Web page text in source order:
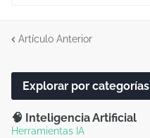
Artículo Anterior
Explorar por categorías
🧠 Inteligencia Artificial
Herramientas IA